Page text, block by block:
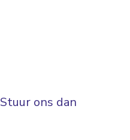
ons dan